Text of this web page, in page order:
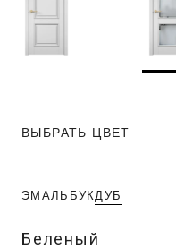
ВЫБРАТЬ ЦВЕТ
ЭМАЛЬ БУК ДУБ
Беленый